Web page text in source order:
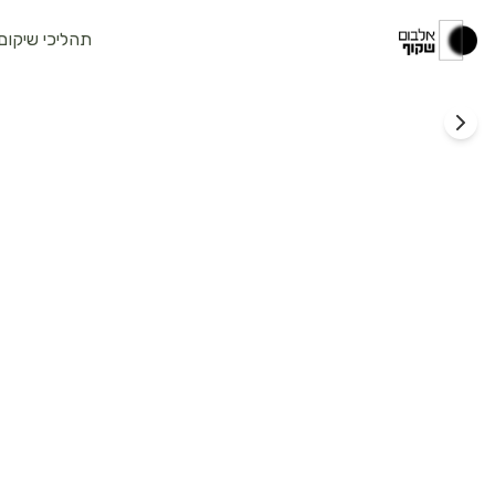
תהליכי